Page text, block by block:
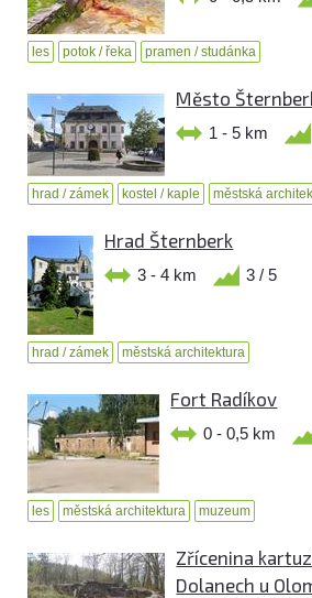
les potok / řeka pramen / studánka
Město
1 - 5 km
hrad / zámek kostel / kaple městská
Hrad Šternberk
3 - 4 km 3 / 5
hrad / zámek městská architektura
Fort Radíkov
0 - 0,5 km
les městská architektura muzeum
Zřícenina
Dolanech u